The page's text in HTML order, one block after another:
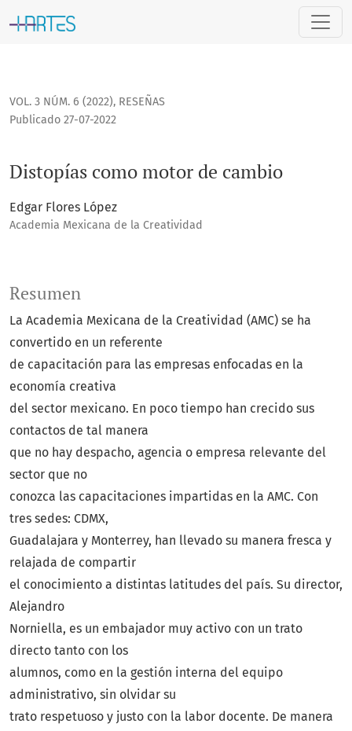
VOL. 3 NÚM. 6 (2022), RESEÑAS
Distopías como motor de cambio
Publicado 27-07-2022
Edgar Flores López
Academia Mexicana de la Creatividad
Resumen
La Academia Mexicana de la Creatividad (AMC) se ha
convertido en un referente
de capacitación para las empresas enfocadas en la
economía creativa
del sector mexicano. En poco tiempo han crecido sus
contactos de tal manera
que no hay despacho, agencia o empresa relevante del
sector que no
conozca las capacitaciones impartidas en la AMC. Con
tres sedes: CDMX,
Guadalajara y Monterrey, han llevado su manera fresca y
relajada de compartir
el conocimiento a distintas latitudes del país. Su director,
Alejandro
Norniella, es un embajador muy activo con un trato
directo tanto con los
alumnos, como en la gestión interna del equipo
administrativo, sin olvidar su
trato respetuoso y justo con la labor docente. De manera